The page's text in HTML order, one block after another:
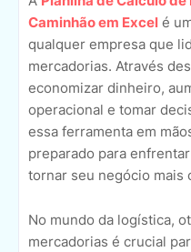
Caminhão em Excel é
qualquer empresa que
mercadorias. Através
economizar dinheiro,
operacional e tomar
essa ferramenta em
preparado para
tornar seu negócio mais
No mundo da logística,
mercadorias é crucial